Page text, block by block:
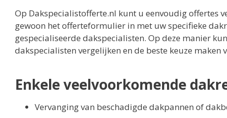
Op Dakspecialistofferte.nl kunt u eenvoudig offertes
gewoon het offerteformulier in met uw specifieke
gespecialiseerde dakspecialisten. Op deze manier
dakspecialisten vergelijken en de beste keuze maken
Enkele veelvoorkomende
Vervanging van beschadigde dakpannen of